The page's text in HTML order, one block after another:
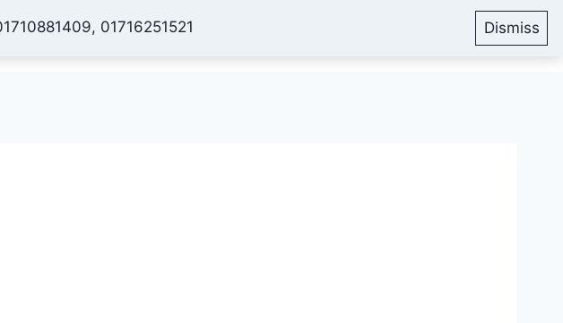
01716251521 Dismiss
Checkout My Account